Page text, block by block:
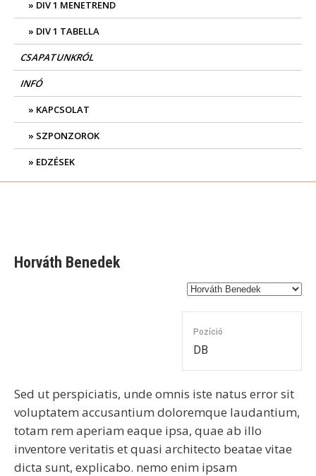
DIV 1 MENETREND
DIV 1 TABELLA
CSAPATUNKRÓL
INFÓ
KAPCSOLAT
SZPONZOROK
EDZÉSEK
Horváth Benedek
Pozíció
DB
Sed ut perspiciatis, unde omnis iste natus error sit
voluptatem accusantium doloremque laudantium,
totam rem aperiam eaque ipsa, quae ab illo
inventore veritatis et quasi architecto beatae vitae
dicta sunt, explicabo. nemo enim ipsam